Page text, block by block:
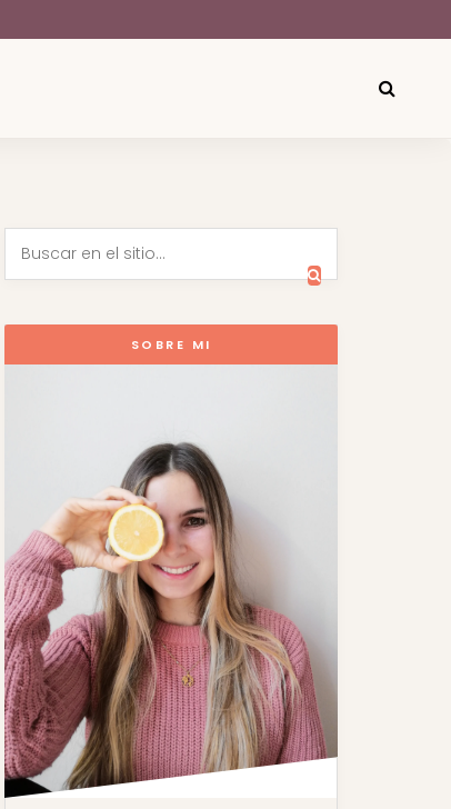
SOBRE MI